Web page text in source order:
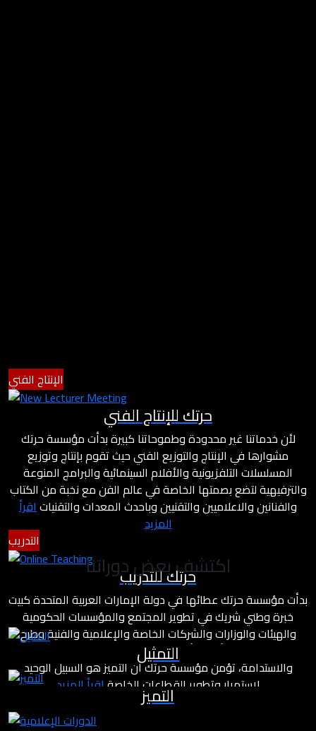
الإنتاج الفني
حرتك للإنتاج الفني
لأن خدماتنا غير محدودة وطموحاتنا كبيرة بدأت مؤسسة حرتك
مشوارها في الإنتاج والتوزيع الفني حيث تقوم بإنتاج وتوزيع
المسلسلات التلفزيونية والأفلام السينمائية والبرامج المنوعة
والترفيهية لتضع بصمتها الخاصة في عالم الفن مع نخبة من الكتاب
والفنانين والاعلاميين والتقنيين وباحدث المعدات والتقنياتاقرأ
المزيد
التدريب
حرتك للتدريب
بدأت مؤسسة حرتك عطائها في دولة الإمارات العربية المتحدة كبيت
خبرة وطني شريك في تطوير المجتمع والمؤسسات الحكومية
والهيئات والوزارات والشركات الخاصة والإعلامية والفنية وطرح
مشاريع درامية وأفلام بأسلوب مختلف يعتمد على معايير التميز
والاستدامة، تؤمن مؤسسة حرتك أن التميز هو السبيل الوحيد
لاستمرار وتطوير القطاعات الخاصة اقرأ المزيد
اكتشف بعض دوراتنا
التمثيل
التميز